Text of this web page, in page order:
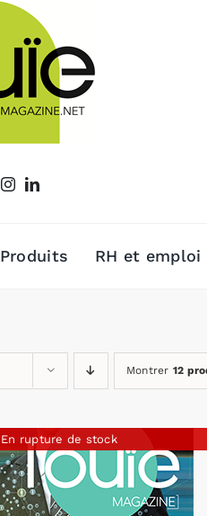
Produits RH et emploi
Montrer 12
En rupture de stock